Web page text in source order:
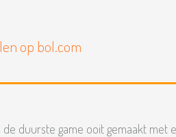
op bol.com
de duurste game ooit gemaakt met